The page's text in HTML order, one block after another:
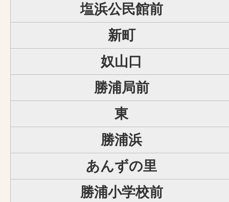
塩浜公民館前
新町
奴山口
勝浦局前
東
勝浦浜
あんずの里
勝浦小学校前